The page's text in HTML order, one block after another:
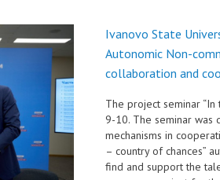
Ivanovo State
Autonomic Non-
collaboration and
The project seminar
9-10. The seminar
mechanisms in
– country of chances”
find and support the